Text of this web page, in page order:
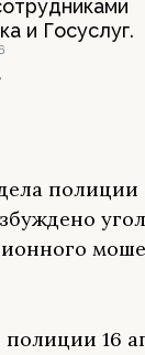
и Госуслуг.
16